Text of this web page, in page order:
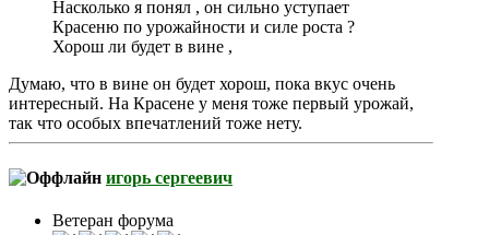
Насколько я понял , он сильно уступает
Красеню по урожайности и силе роста ?
Хорош ли будет в вине ,
Думаю, что в вине он будет хорош, пока вкус очень
интересный. На Красене у меня тоже первый урожай,
так что особых впечатлений тоже нету.
игорь сергеевич
Ветеран форума